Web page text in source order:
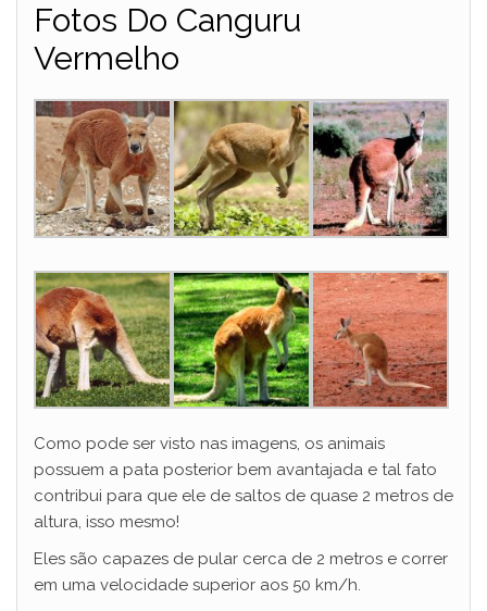
Fotos Do Canguru
Vermelho
Como pode ser visto nas imagens, os animais
possuem a pata posterior bem avantajada e tal fato
contribui para que ele de saltos de quase 2 metros de
altura, isso mesmo!
Eles são capazes de pular cerca de 2 metros e correr
em uma velocidade superior aos 50 km/h.